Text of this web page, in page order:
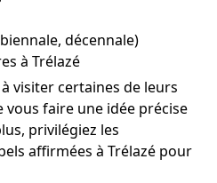
décennale)
à Trélazé
visiter certaines de leurs
vous faire une idée précise
privilégiez les
affirmées à Trélazé pour